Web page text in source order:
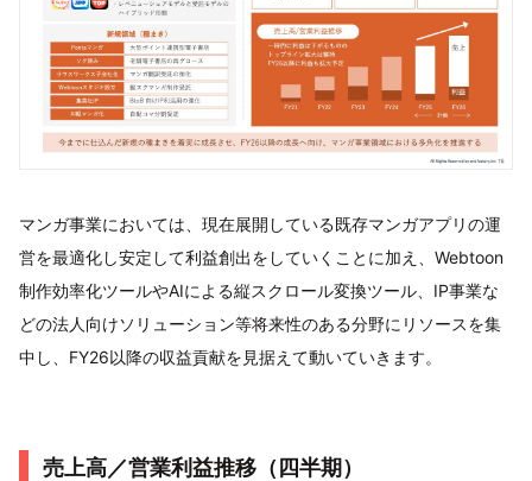
マンガ事業においては、現在展開している既存マンガアプリの運
営を最適化し安定して利益創出をしていくことに加え、Webtoon
制作効率化ツールやAIによる縦スクロール変換ツール、IP事業な
どの法人向けソリューション等将来性のある分野にリソースを集
中し、FY26以降の収益貢献を見据えて動いていきます。
売上高／営業利益推移（四半期）